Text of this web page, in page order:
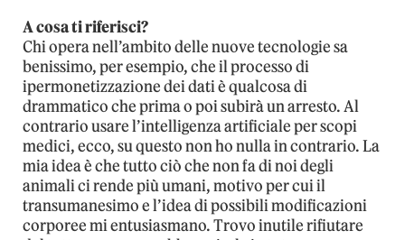
A cosa ti riferisci?
Chi opera nell’ambito delle nuove tecnologie sa
benissimo, per esempio, che il processo di
ipermonetizzazione dei dati è qualcosa di
drammatico che prima o poi subirà un arresto. Al
contrario usare l’intelligenza artificiale per scopi
medici, ecco, su questo non ho nulla in contrario. La
mia idea è che tutto ciò che non fa di noi degli
animali ci rende più umani, motivo per cui il
transumanesimo e l’idea di possibili modificazioni
corporee mi entusiasmano. Trovo inutile rifiutare